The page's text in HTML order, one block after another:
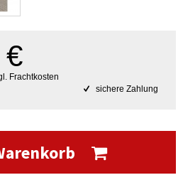
€
Frachtkosten
sichere Zahlung